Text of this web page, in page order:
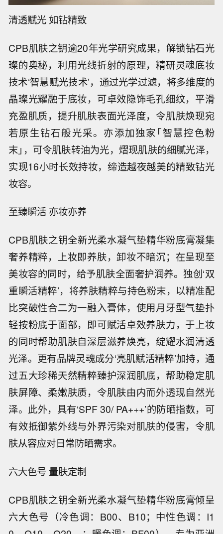
清透赋光 如钻精致
CPB肌肤之钥逾20年光学研究成果，解锁钻石光
璨的奥秘，利用光线折射的原理，精研灵魂底妆
技术‘智慧赋光技术’，通过光学过滤，将多维度的
晶璨光耀融于底妆，可卓效隐饰毛孔细纹，平滑
充盈肌质，提升肌肤表面光泽度，令肌肤焕现宛
若原生钻石般光采。亦添加独家｢智慧控色粉
末｣，可令肌肤转油为光，熠现肌肤的细腻光泽，
实现16小时长效持妆，缔造越夜越美的精致钻光
妆容。
至臻瞬活 亦妆亦养
CPB肌肤之钥全新光柔水凝气垫精华粉底膏凝集
奢养精粹，上妆即养肤，卸妆不暗沉；在呈现至
美妆容的同时，给予肌肤全面奢护润养。独创‘双
重瞬活精粹’，将养肤精粹与持色粉末，以精准配
比突破性合二为一融入膏体，使用月牙型气垫扑
轻按粉底于面部，即可赋活卓效养肤力，于上妆
的同时帮助肌肤自深层滋养焕亮，绽耀水润清透
光泽。更有品牌灵魂成分‘亮肌赋活精粹’加持，通
过五大珍稀天然精粹臻护深润肌底，帮助稳定肌
肤屏障、柔嫩肤质，令肌肤由内而外透现自然光
泽。此外，具有‘SPF 30/ PA+++’的防晒指数，可
有效抵御紫外线与外界污染对肌肤的侵害，令肌
肤从容应对日常防晒需求。
六大色号 量肤定制
CPB肌肤之钥全新光柔水凝气垫精华粉底膏倾呈
六大色号（冷色调：B00、B10；中性色调：I1